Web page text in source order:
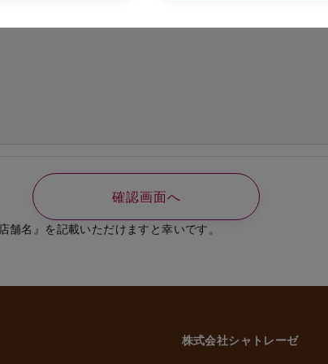
的以外で個人情報を取得または利用する場合は、個別に利用目的を明示
託・提供について
名』を記載いただけますと幸いです。
株式会社シャトレーゼ